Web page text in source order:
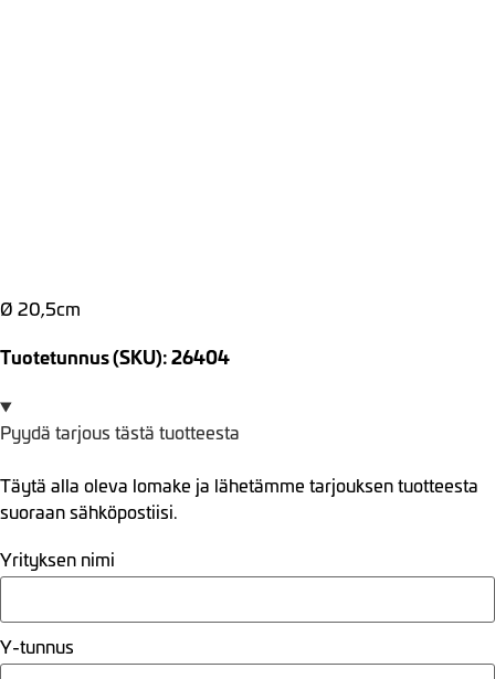
Ø 20,5cm
Tuotetunnus (SKU): 26404
Pyydä tarjous tästä tuotteesta
Täytä alla oleva lomake ja lähetämme tarjouksen tuotteesta
suoraan sähköpostiisi.
Yrityksen nimi
Y-tunnus